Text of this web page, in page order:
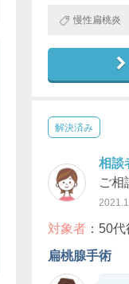
慢性扁桃炎
解決済み
相談
ご相
対象者：50代
扁桃腺手術